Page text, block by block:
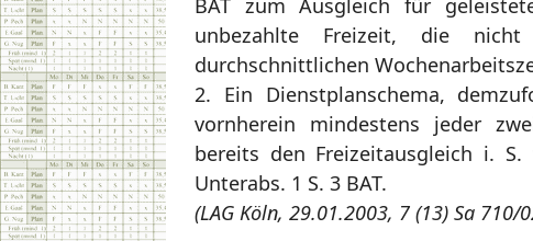
unbezahlte Freizeit, die
durchschnittlichen
2. Ein Dienstplanschema,
vornherein mindestens jeder
bereits den Freizeitausgleich i.
Unterabs. 1 S. 3 BAT.
(LAG Köln, 29.01.2003, 7 (13) Sa 710/